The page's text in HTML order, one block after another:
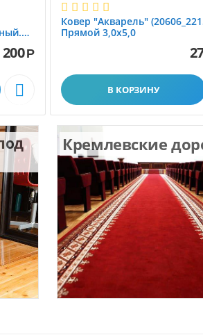
Р

Ковер "Акварель"
Прямой 3,0х5,0
В КОРЗИНУ
Кремлевские